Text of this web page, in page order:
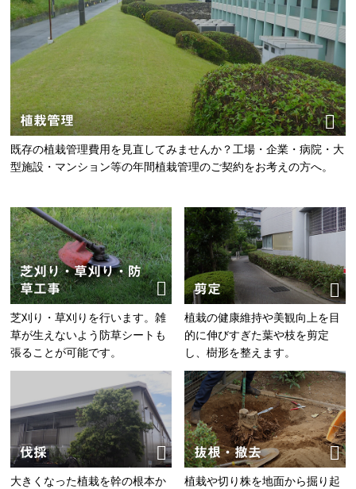
植栽管理
既存の植栽管理費用を見直してみませんか？工場・企業・病院・大
型施設・マンション等の年間植栽管理のご契約をお考えの方へ。
芝刈り・草刈り・防
草工事
芝刈り・草刈りを行います。雑
草が生えないよう防草シートも
張ることが可能です。
剪定
植栽の健康維持や美観向上を目
的に伸びすぎた葉や枝を剪定
し、樹形を整えます。
伐採
大きくなった植栽を幹の根本か
抜根・撤去
植栽や切り株を地面から掘り起